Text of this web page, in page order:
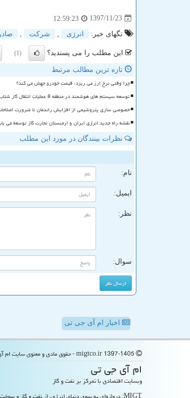
1397/11/23
12:59:23
تگهای خبر: انرژی شركت
این مطلب را می پسندید؟ (1)
تازه ترین مطالب مرتبط
چرا وقتی نرخ ارز می ریزد، قیمت خودرو جهش می کند؟
توسعه سیستم های هوشمند در منطقه 8 عملیات انتقال گاز شتاب گرفت
خصوصی سازی پتروشیمی از افزایش راندمان تا ضرورت
نقشه راه جدید انرژی ایران و ارمنستان تجارت گاز توسعه می
نظرات بینندگان در مورد این مطلب
نام:
ایمیل:
نظر:
سوال:
اخبار ام آی جی تی
ام آی جی تی
وبسایت اقتصادی با تمرکز بر نفت و گاز